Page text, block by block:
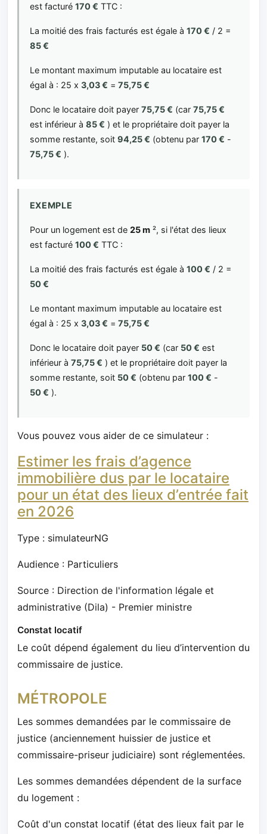
est facturé 170 € TTC :
La moitié des frais facturés est égale à 170 € / 2 =
85 €
Le montant maximum imputable au locataire est
égal à : 25 x 3,03 € = 75,75 €
Donc le locataire doit payer 75,75 € (car 75,75 €
est inférieur à 85 € ) et le propriétaire doit payer la
somme restante, soit 94,25 € (obtenu par 170 € -
75,75 € ).
EXEMPLE
Pour un logement est de 25 m², si l'état des lieux
est facturé 100 € TTC :
La moitié des frais facturés est égale à 100 € / 2 =
50 €
Le montant maximum imputable au locataire est
égal à : 25 x 3,03 € = 75,75 €
Donc le locataire doit payer 50 € (car 50 € est
inférieur à 75,75 € ) et le propriétaire doit payer la
somme restante, soit 50 € (obtenu par 100 € -
50 € ).
Vous pouvez vous aider de ce simulateur :
Estimer les frais d’agence
immobilière dus par le locataire
pour un état des lieux d’entrée fait
en 2026
Type : simulateurNG
Audience : Particuliers
Source : Direction de l'information légale et
administrative (Dila) - Premier ministre
Constat locatif
Le coût dépend également du lieu d’intervention du
commissaire de justice.
MÉTROPOLE
Les sommes demandées par le commissaire de
justice (anciennement huissier de justice et
commissaire-priseur judiciaire) sont réglementées.
Les sommes demandées dépendent de la surface
du logement :
Coût d'un constat locatif (état des lieux fait par le